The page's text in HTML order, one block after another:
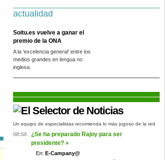
actualidad
Soitu.es vuelve a ganar el
premio de la ONA
A la 'excelencia general' entre los
medios grandes en lengua no
inglesa.
Un equipo de especialistas recomienda lo más jugoso de la red
08:50
¿Se ha preparado Rajoy para ser
presidente? »
En: E-Campany@